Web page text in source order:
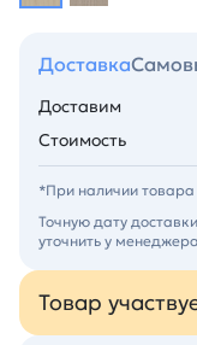
Доставка
Доставим
Стоимость
*При наличии
Точную дату
уточнить у менеджера
Товар